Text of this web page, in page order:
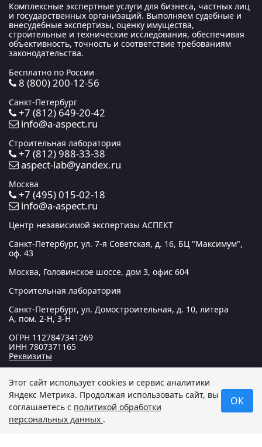
Комплексные экспертные услуги для бизнеса, частных лиц
и государственных организаций. Выполняем судебные и
внесудебные экспертизы, оценку имущества,
строительные и технические исследования, обеспечивая
объективность, точность и соответствие требованиям
законодательства.
Бесплатно по России
8 (800) 200-12-56
Санкт-Петербург
+7 (812) 649-20-42
info@a-aspect.ru
Строительная лаборатория
+7 (812) 988-33-38
aspect-lab@yandex.ru
Москва
+7 (495) 015-02-18
info@a-aspect.ru
Центр независимой экспертизы АСПЕКТ
Санкт-Петербург, ул. 7-я Советская, д. 16, БЦ "Максимум",
оф. 43
Москва, Головинское шоссе, дом 3, офис 604
Строительная лаборатория
Санкт-Петербург, ул. Домостроительная, д. 10, литера
А, пом. 2-Н, 3-Н
ОГРН 1127847341269
ИНН 7807371165
Реквизиты
© 2012 — 2026 Центр независимой экспертизы «АСПЕКТ».
Все права защищены. Данный сайт носит исключительно
информационный характер и не является публичной
офертой, определяемой положениями статьи 437
Этот сайт использует cookies и сервис аналитики
Яндекс Метрика. Продолжая использовать сайт, вы
соглашаетесь с политикой обработки
персональных данных .
ОК